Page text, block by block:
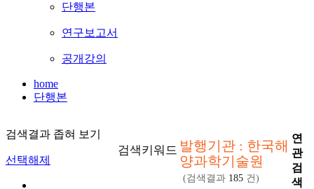
단행본
연구보고서
공개강의
home
단행본
검색결과 좁혀 보기
선택해제
검색키워드 발행기관 : 한국해
양과학기술원
(검색결과 185 건)
연
관
검
색